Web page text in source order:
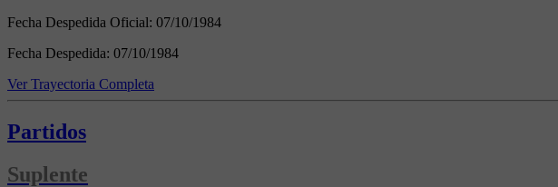
Fecha Despedida Oficial: 07/10/1984
Fecha Despedida: 07/10/1984
Ver Trayectoria Completa
Partidos
Suplente